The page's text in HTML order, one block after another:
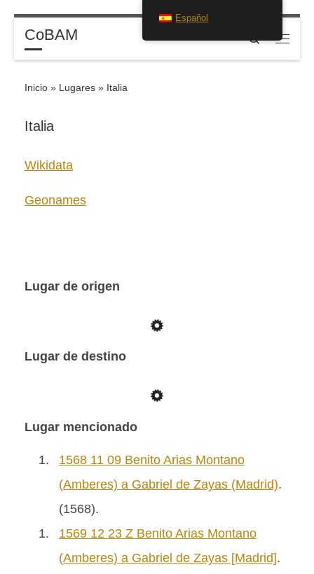
Saltar al contenido
CoBAM
Search
Inicio » Lugares » Italia
Italia
Wikidata
Geonames
Lugar de origen
Lugar de destino
Lugar mencionado
1.
1568 11 09 Benito Arias Montano
(Amberes) a Gabriel de Zayas (Madrid).
(1568).
1.
1569 12 23 Z Benito Arias Montano
(Amberes) a Gabriel de Zayas [Madrid].
Español